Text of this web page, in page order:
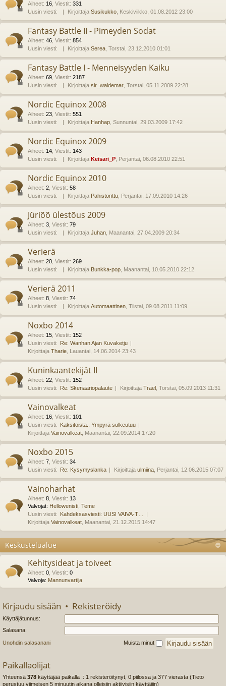
Aiheet: 16 Viestit: 331
Uusin viesti:
Kirjoittaja Susikukko , Keskiviikko, 01.08.2012 23:00
Fantasy Battle II - Pimeyden Sodat
Aiheet: 46 Viestit: 854
Uusin viesti:
Kirjoittaja Serea , Torstai, 23.12.2010 01:01
Fantasy Battle I - Menneisyyden Kaiku
Aiheet: 69 Viestit: 2187
Uusin viesti:
Kirjoittaja sir_waldemar , Torstai, 05.11.2009 22:28
Nordic Equinox 2008
Aiheet: 23 Viestit: 551
Uusin viesti:
Kirjoittaja Hanhap , Sunnuntai, 29.03.2009 17:42
Nordic Equinox 2009
Aiheet: 14 Viestit: 143
Uusin viesti:
Kirjoittaja Keisari_P , Perjantai, 06.08.2010 22:51
Nordic Equinox 2010
Aiheet: 2 Viestit: 58
Uusin viesti:
Kirjoittaja Pahistonttu , Perjantai, 17.09.2010 14:26
Jüriõõ ülestõus 2009
Aiheet: 3 Viestit: 79
Uusin viesti:
Kirjoittaja Juhan , Maanantai, 27.04.2009 20:34
Verierä
Aiheet: 20 Viestit: 269
Uusin viesti:
Kirjoittaja Bunkka-pop , Maanantai, 10.05.2010 22:12
Verierä 2011
Aiheet: 8 Viestit: 74
Uusin viesti:
Kirjoittaja Automaattinen , Tiistai, 09.08.2011 11:09
Noxbo 2014
Aiheet: 15 Viestit: 152
Uusin viesti: Re: Wanhan Ajan Kuvaketju
Kirjoittaja Tharie , Lauantai, 14.06.2014 23:43
Kuninkaantekijät II
Aiheet: 22 Viestit: 152
Uusin viesti: Re: Skenaariopalaute Kirjoittaja Trael , Torstai, 05.09.2013 11:31
Vainovalkeat
Aiheet: 16 Viestit: 101
Uusin viesti: Kaksitoista.: Ympyrä sulkeutuu
Kirjoittaja Vainovalkeat , Maanantai, 22.09.2014 17:20
Noxbo 2015
Aiheet: 7 Viestit: 34
Uusin viesti: Re: Kysymyslanka Kirjoittaja ulmiina , Perjantai, 12.06.2015 07:07
Vainoharhat
Aiheet: 8 Viestit: 13
Valvojat: Hellowenisti Teme
Uusin viesti: Kahdeksasviesti: UUSI VAIVA-T…
Kirjoittaja Vainovalkeat , Maanantai, 21.12.2015 14:47
Keskustelualue
Kehitysideat ja toiveet
Aiheet: 0 Viestit: 0
Valvoja: Mannunvartija
Kirjaudu sisään • Rekisteröidy
Käyttäjätunnus:
Salasana:
Unohdin salasanani Muista minut
Paikallaolijat
Yhteensä 378 käyttäjää paikalla :: 1 rekisteröitynyt, 0 piilossa ja 377 vierasta (Tieto
perustuu viimeisen 5 minuutin aikana olleisiin aktiivisiin käyttäjiin)